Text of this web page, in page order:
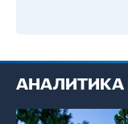
АНАЛИТИКА